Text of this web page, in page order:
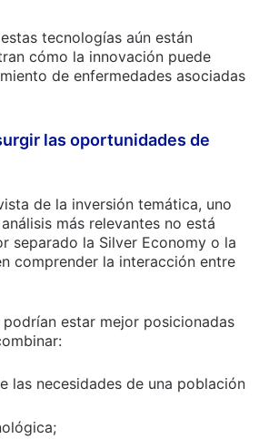
tecnologías aún están
cómo la innovación puede
de enfermedades asociadas
las oportunidades de
de la inversión temática, uno
más relevantes no está
separado la Silver Economy o la
comprender la interacción entre
estar mejor posicionadas
las necesidades de una población